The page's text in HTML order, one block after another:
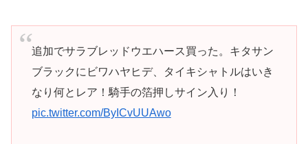
追加でサラブレッドウエハース買った。キタサン
ブラックにビワハヤヒデ、タイキシャトルはいき
なり何とレア！騎手の箔押しサイン入り！
pic.twitter.com/ByICvUUAwo